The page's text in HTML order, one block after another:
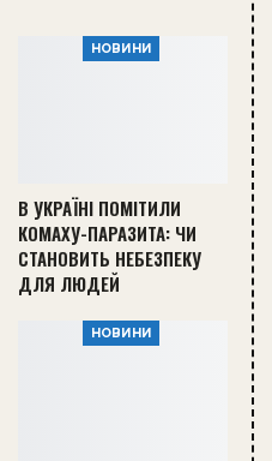
НОВИНИ
В УКРАЇНІ ПОМІТИЛИ
КОМАХУ-ПАРАЗИТА: ЧИ
СТАНОВИТЬ НЕБЕЗПЕКУ
ДЛЯ ЛЮДЕЙ
НОВИНИ